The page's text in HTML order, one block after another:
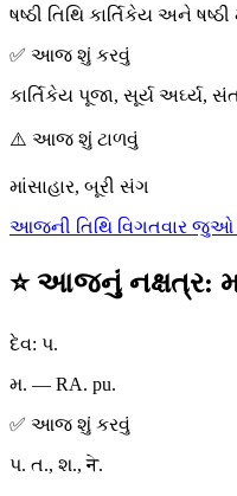
ષષ્ઠી તિથિ કાર્તિકેય અને
✅ આજ શું કરવું
કાર્તિકેય પૂજા, સૂર્ય અર્ઘ્ય,
⚠️ આજ શું ટાળવું
માંસાહાર, બૂરી સંગ
આજની તિથિ વિગતવાર
⭐ આજનું નક્ષત્ર:
દેવ: પ.
મ. — RA. pu.
✅ આજ શું કરવું
પ. ત., શ., ने.